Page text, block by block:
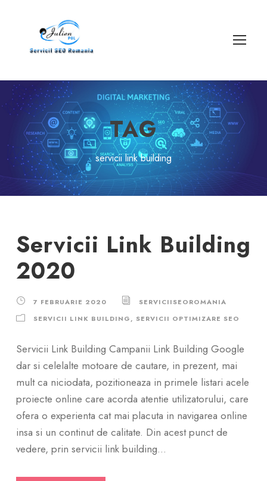
TAG
servicii link building
Servicii Link Building
2020
7 FEBRUARIE 2020
SERVICIISEOROMANIA
SERVICII LINK BUILDING, SERVICII OPTIMIZARE SEO
Servicii Link Building Campanii Link Building Google
dar si celelalte motoare de cautare, in prezent, mai
mult ca niciodata, pozitioneaza in primele listari acele
proiecte online care acorda atentie utilizatorului, care
ofera o experienta cat mai placuta in navigarea online
insa si un continut de calitate. Din acest punct de
vedere, prin servicii link building...